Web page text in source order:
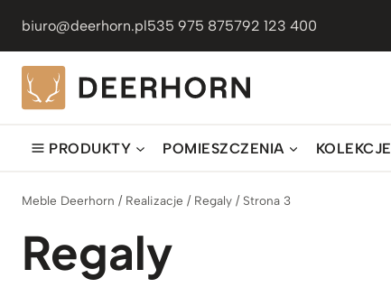
treści
biuro@deerhorn.pl535 975 875792 123 400
PRODUKTY POMIESZCZENIA KOLEKCJE
Meble Deerhorn / Realizacje / Regaly / Strona 3
Regaly